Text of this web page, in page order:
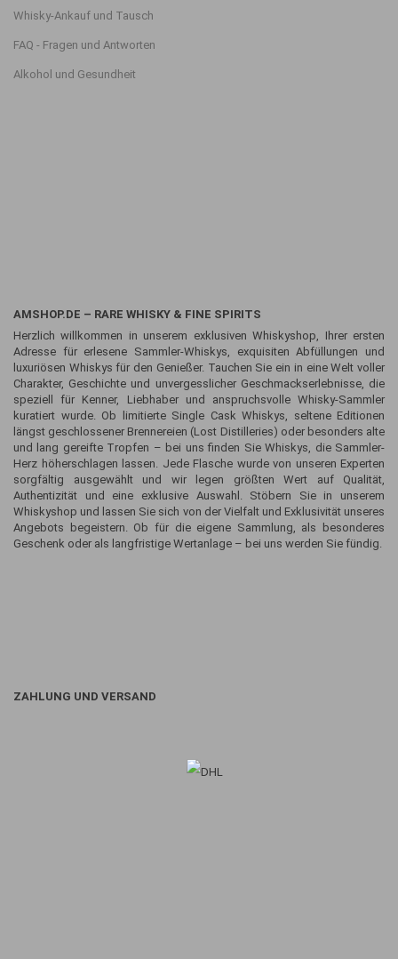
Whisky-Ankauf und Tausch
FAQ - Fragen und Antworten
Alkohol und Gesundheit
AMSHOP.DE – RARE WHISKY & FINE SPIRITS
Herzlich willkommen in unserem exklusiven Whiskyshop, Ihrer ersten
Adresse für erlesene Sammler-Whiskys, exquisiten Abfüllungen und
luxuriösen Whiskys für den Genießer. Tauchen Sie ein in eine Welt voller
Charakter, Geschichte und unvergesslicher Geschmackserlebnisse, die
speziell für Kenner, Liebhaber und anspruchsvolle Whisky-Sammler
kuratiert wurde. Ob limitierte Single Cask Whiskys, seltene Editionen
längst geschlossener Brennereien (Lost Distilleries) oder besonders alte
und lang gereifte Tropfen – bei uns finden Sie Whiskys, die Sammler-
Herz höherschlagen lassen. Jede Flasche wurde von unseren Experten
sorgfältig ausgewählt und wir legen größten Wert auf Qualität,
Authentizität und eine exklusive Auswahl. Stöbern Sie in unserem
Whiskyshop und lassen Sie sich von der Vielfalt und Exklusivität unseres
Angebots begeistern. Ob für die eigene Sammlung, als besonderes
Geschenk oder als langfristige Wertanlage – bei uns werden Sie fündig.
ZAHLUNG UND VERSAND